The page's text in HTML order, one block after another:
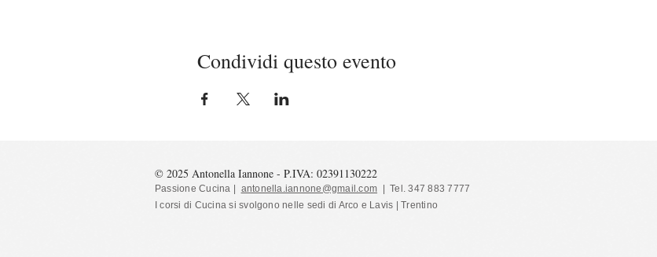
Condividi questo evento
© 2025 Antonella Iannone - P.IVA: 02391130222
Passione Cucina | antonella.iannone@gmail.com | Tel. 347 883 7777
I corsi di Cucina si svolgono nelle sedi di Arco e Lavis | Trentino